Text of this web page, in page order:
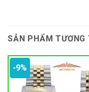
SẢN PHẨM TƯƠNG
-9%